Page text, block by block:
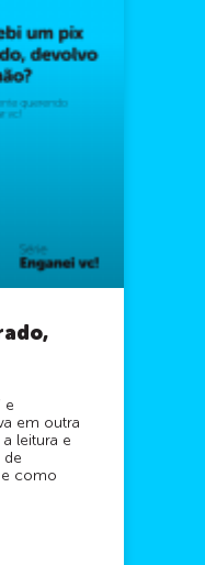
e
em outra
leitura e
de
e como